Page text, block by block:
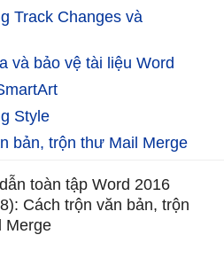
Track Changes và
và bảo vệ tài liệu Word
Style
bản, trộn thư Mail Merge
toàn tập Word 2016
Cách trộn văn bản, trộn
Merge